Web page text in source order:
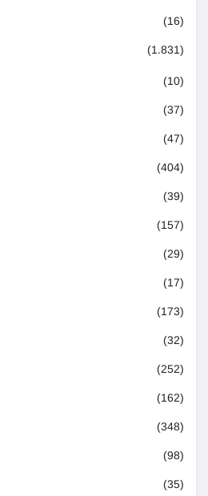
(16)
(1.831)
(10)
(37)
(47)
(404)
(39)
(157)
(29)
(17)
(173)
(32)
(252)
(162)
(348)
(98)
(35)